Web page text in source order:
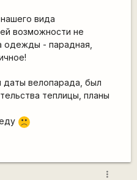
вида
возможности не
одежды - парадная,
даты велопарада, был
теплицы, планы
:(
more_vert